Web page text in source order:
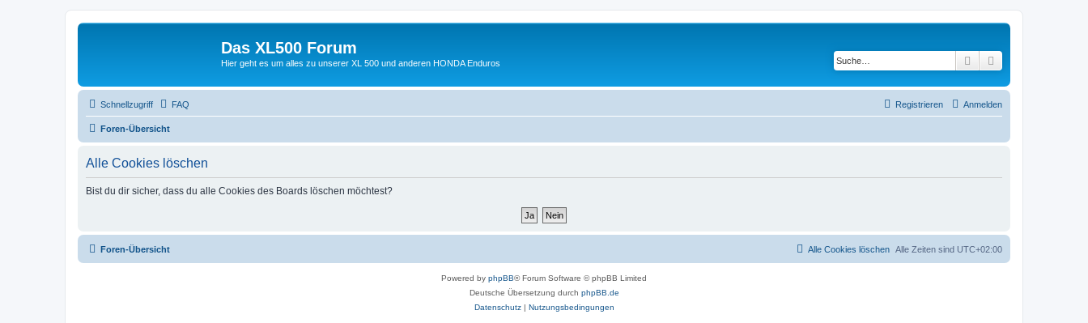
Das XL500 Forum
Hier geht es um alles zu unserer XL 500 und anderen HONDA Enduros Suche
Schnellzugriff FAQ Anmelden
Registrieren
Foren-Übersicht
Alle Cookies löschen
Bist du dir sicher, dass du alle Cookies des Boards löschen möchtest?
Foren-Übersicht Alle Zeiten sind UTC+02:00
Alle Cookies löschen
Powered by phpBB® Forum Software © phpBB Limited
Deutsche Übersetzung durch phpBB.de
Datenschutz| Nutzungsbedingungen